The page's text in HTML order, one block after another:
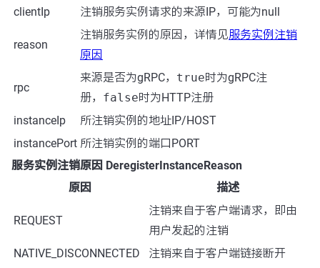
clientIp
注销服务实例请求的来源IP，可能为null
reason
注销服务实例的原因，详情见服务实例注销
原因
rpc
来源是否为gRPC， true时为gRPC注
册， false时为HTTP注册
instanceIp
所注销实例的地址IP/HOST
instancePort 所注销实例的端口PORT
服务实例注销原因 DeregisterInstanceReason
原因
描述
REQUEST
注销来自于客户端请求，即由
用户发起的注销
NATIVE_DISCONNECTED
注销来自于客户端链接断开